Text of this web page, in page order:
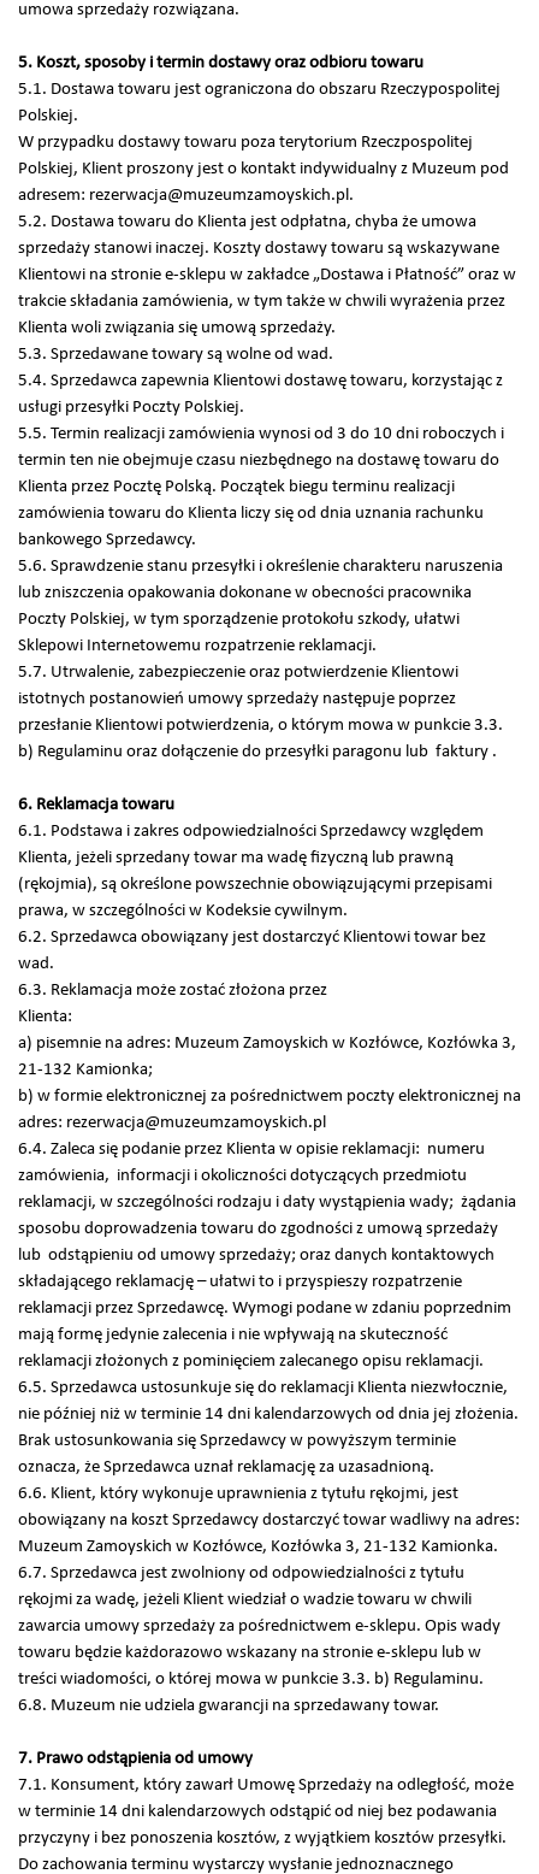
umowa sprzedaży rozwiązana.
5. Koszt, sposoby i termin dostawy oraz odbioru towaru
5.1. Dostawa towaru jest ograniczona do obszaru Rzeczypospolitej
Polskiej.
W przypadku dostawy towaru poza terytorium Rzeczpospolitej
Polskiej, Klient proszony jest o kontakt indywidualny z Muzeum pod
adresem: rezerwacja@muzeumzamoyskich.pl.
5.2. Dostawa towaru do Klienta jest odpłatna, chyba że umowa
sprzedaży stanowi inaczej. Koszty dostawy towaru są wskazywane
Klientowi na stronie e-sklepu w zakładce „Dostawa i Płatność” oraz w
trakcie składania zamówienia, w tym także w chwili wyrażenia przez
Klienta woli związania się umową sprzedaży.
5.3. Sprzedawane towary są wolne od wad.
5.4. Sprzedawca zapewnia Klientowi dostawę towaru, korzystając z
usługi przesyłki Poczty Polskiej.
5.5. Termin realizacji zamówienia wynosi od 3 do 10 dni roboczych i
termin ten nie obejmuje czasu niezbędnego na dostawę towaru do
Klienta przez Pocztę Polską. Początek biegu terminu realizacji
zamówienia towaru do Klienta liczy się od dnia uznania rachunku
bankowego Sprzedawcy.
5.6. Sprawdzenie stanu przesyłki i określenie charakteru naruszenia
lub zniszczenia opakowania dokonane w obecności pracownika
Poczty Polskiej, w tym sporządzenie protokołu szkody, ułatwi
Sklepowi Internetowemu rozpatrzenie reklamacji.
5.7. Utrwalenie, zabezpieczenie oraz potwierdzenie Klientowi
istotnych postanowień umowy sprzedaży następuje poprzez
przesłanie Klientowi potwierdzenia, o którym mowa w punkcie 3.3.
b) Regulaminu oraz dołączenie do przesyłki paragonu lub faktury .
6. Reklamacja towaru
6.1. Podstawa i zakres odpowiedzialności Sprzedawcy względem
Klienta, jeżeli sprzedany towar ma wadę fizyczną lub prawną
(rękojmia), są określone powszechnie obowiązującymi przepisami
prawa, w szczególności w Kodeksie cywilnym.
6.2. Sprzedawca obowiązany jest dostarczyć Klientowi towar bez
wad.
6.3. Reklamacja może zostać złożona przez
Klienta:
a) pisemnie na adres: Muzeum Zamoyskich w Kozłówce, Kozłówka 3,
21-132 Kamionka;
b) w formie elektronicznej za pośrednictwem poczty elektronicznej na
adres: rezerwacja@muzeumzamoyskich.pl
6.4. Zaleca się podanie przez Klienta w opisie reklamacji: numeru
zamówienia, informacji i okoliczności dotyczących przedmiotu
reklamacji, w szczególności rodzaju i daty wystąpienia wady; żądania
sposobu doprowadzenia towaru do zgodności z umową sprzedaży
lub odstąpieniu od umowy sprzedaży; oraz danych kontaktowych
składającego reklamację – ułatwi to i przyspieszy rozpatrzenie
reklamacji przez Sprzedawcę. Wymogi podane w zdaniu poprzednim
mają formę jedynie zalecenia i nie wpływają na skuteczność
reklamacji złożonych z pominięciem zalecanego opisu reklamacji.
6.5. Sprzedawca ustosunkuje się do reklamacji Klienta niezwłocznie,
nie później niż w terminie 14 dni kalendarzowych od dnia jej złożenia.
Brak ustosunkowania się Sprzedawcy w powyższym terminie
oznacza, że Sprzedawca uznał reklamację za uzasadnioną.
6.6. Klient, który wykonuje uprawnienia z tytułu rękojmi, jest
obowiązany na koszt Sprzedawcy dostarczyć towar wadliwy na adres:
Muzeum Zamoyskich w Kozłówce, Kozłówka 3, 21-132 Kamionka.
6.7. Sprzedawca jest zwolniony od odpowiedzialności z tytułu
rękojmi za wadę, jeżeli Klient wiedział o wadzie towaru w chwili
zawarcia umowy sprzedaży za pośrednictwem e-sklepu. Opis wady
towaru będzie każdorazowo wskazany na stronie e-sklepu lub w
treści wiadomości, o której mowa w punkcie 3.3. b) Regulaminu.
6.8. Muzeum nie udziela gwarancji na sprzedawany towar.
7. Prawo odstąpienia od umowy
7.1. Konsument, który zawarł Umowę Sprzedaży na odległość, może
w terminie 14 dni kalendarzowych odstąpić od niej bez podawania
przyczyny i bez ponoszenia kosztów, z wyjątkiem kosztów przesyłki.
Do zachowania terminu wystarczy wysłanie jednoznacznego